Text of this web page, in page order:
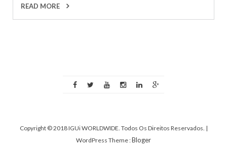
READ MORE
Copyright © 2018 IGUi WORLDWIDE. Todos Os Direitos Reservados. |
WordPress Theme :Bloger